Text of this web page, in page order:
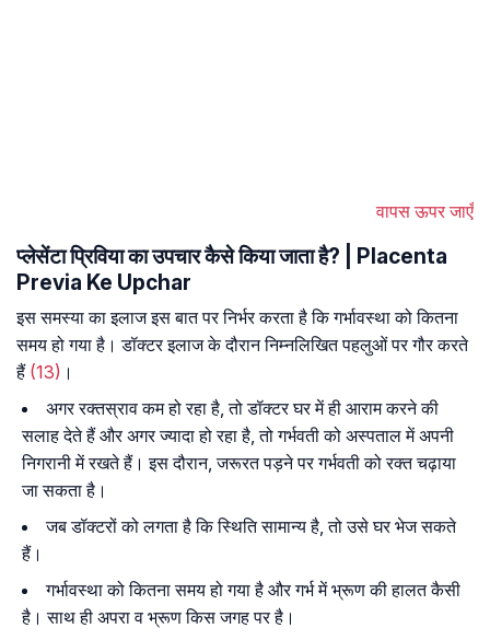
वापस ऊपर जाएँ
प्लेसेंटा प्रिविया का उपचार कैसे किया जाता है? | Placenta
Previa Ke Upchar
इस समस्या का इलाज इस बात पर निर्भर करता है कि गर्भावस्था को कितना
समय हो गया है। डॉक्टर इलाज के दौरान निम्नलिखित पहलुओं पर गौर करते
हैं (13) ।
अगर रक्तस्राव कम हो रहा है, तो डॉक्टर घर में ही आराम करने की
सलाह देते हैं और अगर ज्यादा हो रहा है, तो गर्भवती को अस्पताल में अपनी
निगरानी में रखते हैं। इस दौरान, जरूरत पड़ने पर गर्भवती को रक्त चढ़ाया
जा सकता है।
जब डॉक्टरों को लगता है कि स्थिति सामान्य है, तो उसे घर भेज सकते
हैं।
गर्भावस्था को कितना समय हो गया है और गर्भ में भ्रूण की हालत कैसी
है। साथ ही अपरा व भ्रूण किस जगह पर है।